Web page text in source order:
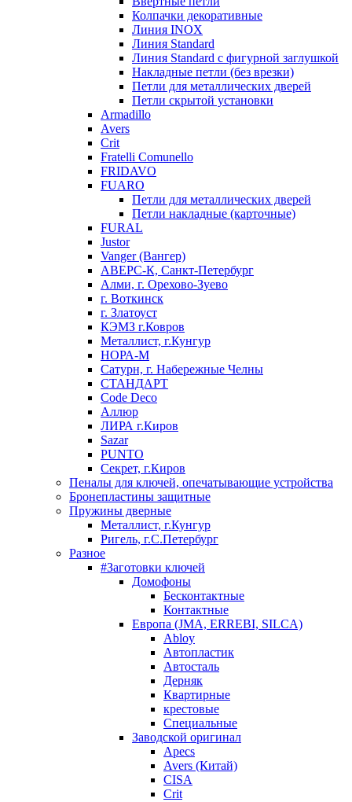
Колпачки декоративные
Линия INOX
Линия Standard
Линия Standard с фигурной заглушкой
Накладные петли (без врезки)
Петли для металлических дверей
Петли скрытой установки
Armadillo
Avers
Crit
Fratelli Comunello
FRIDAVO
FUARO
Петли для металлических дверей
Петли накладные (карточные)
FURAL
Justor
Vanger (Вангер)
АВЕРС-К, Санкт-Петербург
Алми, г. Орехово-Зуево
г. Воткинск
г. Златоуст
КЭМЗ г.Ковров
Металлист, г.Кунгур
НОРА-М
Сатурн, г. Набережные Челны
СТАНДАРТ
Code Deco
Аллюр
ЛИРА г.Киров
Sazar
PUNTO
Секрет, г.Киров
Пеналы для ключей, опечатывающие устройства
Бронепластины защитные
Пружины дверные
Металлист, г.Кунгур
Ригель, г.С.Петербург
Разное
#Заготовки ключей
Домофоны
Бесконтактные
Контактные
Европа (JMA, ERREBI, SILCA)
Abloy
Автопластик
Автосталь
Дерняк
Квартирные
крестовые
Специальные
Заводской оригинал
Apecs
Avers (Китай)
CISA
Crit